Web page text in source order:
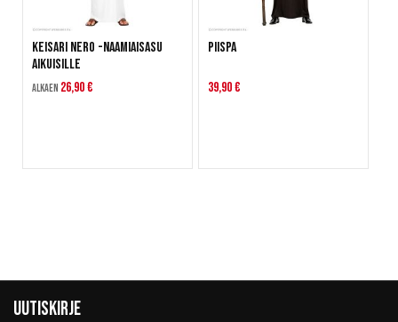
Keisari Nero -naamiaisasu
aikuisille
Alkaen 26,90 €
Piispa
39,90 €
Uutiskirje